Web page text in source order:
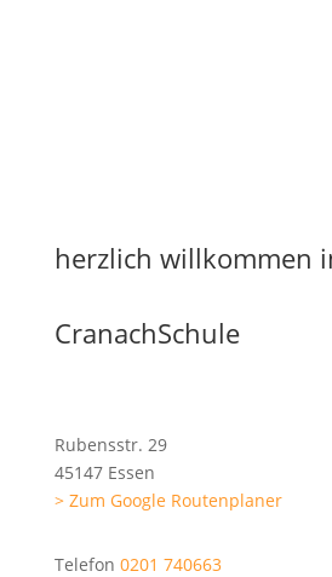
herzlich willkommen
CranachSchule
Rubensstr. 29
45147 Essen
> Zum Google Routenplaner
Telefon 0201 740663